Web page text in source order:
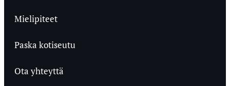
Mielipiteet
Paska kotiseutu
Ota yhteyttä